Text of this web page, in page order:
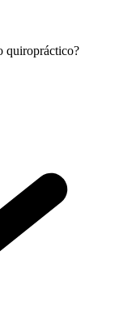
quiropráctico?